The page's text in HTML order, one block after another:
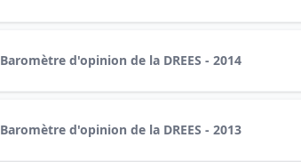
Baromètre d'opinion de la DREES - 2014
Baromètre d'opinion de la DREES - 2013